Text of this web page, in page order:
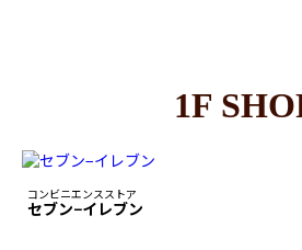
1F
コンビニエンスストア
セブン−イレブン